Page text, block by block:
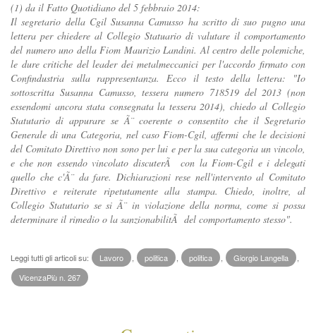
(1) da il Fatto Quotidiano del 5 febbraio 2014:
Il segretario della Cgil Susanna Camusso ha scritto di suo pugno una
lettera per chiedere al Collegio Statuario di valutare il comportamento
del numero uno della Fiom Maurizio Landini. Al centro delle polemiche,
le dure critiche del leader dei metalmeccanici per l'accordo firmato con
Confindustria sulla rappresentanza. Ecco il testo della lettera: "Io
sottoscritta Susanna Camusso, tessera numero 718519 del 2013 (non
essendomi ancora stata consegnata la tessera 2014), chiedo al Collegio
Statutario di appurare se Ã¨ coerente o consentito che il Segretario
Generale di una Categoria, nel caso Fiom-Cgil, affermi che le decisioni
del Comitato Direttivo non sono per lui e per la sua categoria un vincolo,
e che non essendo vincolato discuterÃ con la Fiom-Cgil e i delegati
quello che c'Ã¨ da fare. Dichiarazioni rese nell'intervento al Comitato
Direttivo e reiterate ripetutamente alla stampa. Chiedo, inoltre, al
Collegio Statutario se si Ã¨ in violazione della norma, come si possa
determinare il rimedio o la sanzionabilitÃ del comportamento stesso".
Leggi tutti gli articoli su: Lavoro politica politica Giorgio Langella
VicenzaPiù n. 267